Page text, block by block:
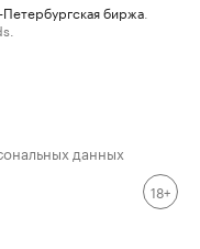
биржа
данных
18+